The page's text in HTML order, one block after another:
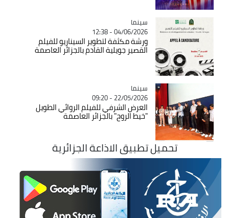
Catégorie
سينما
04/06/2026 - 12:38
ورشة مكثفة لتطوير السيناريو للفيلم
القصير جويلية القادم بالجزائر العاصمة
Catégorie
سينما
22/05/2026 - 09:20
العرض الشرفي للفيلم الروائي الطويل
"خيط الروح" بالجزائر العاصمة
تحميل تطبيق الاذاعة الجزائرية